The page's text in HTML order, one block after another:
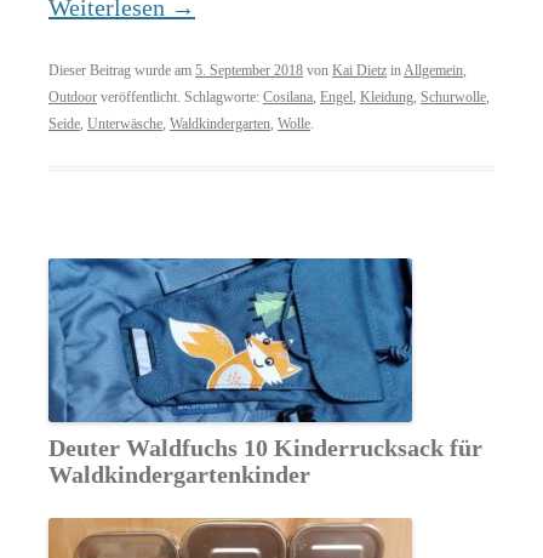
Weiterlesen →
Dieser Beitrag wurde am 5. September 2018 von Kai Dietz inAllgemein,
Outdoor veröffentlicht. Schlagworte: Cosilana, Engel, Kleidung, Schurwolle,
Seide, Unterwäsche, Waldkindergarten, Wolle.
Deuter Waldfuchs 10 Kinderrucksack für
Waldkindergartenkinder